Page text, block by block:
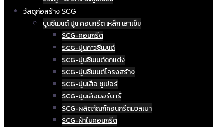
วัสดุก่อสร้าง SCG
ปูนซีเมนต์ ปูน คอนกรีต เหล็ก เสาเข็ม
SCG-คอนกรีต
SCG-ปูนกาวซีเมนต์
SCG-ปูนซีเมนต์ตกแต่ง
SCG-ปูนซีเมนต์โครงสร้าง
SCG-ปูนเสือ ซูเปอร์
SCG-ปูนเสือมอร์ตาร์
SCG-ผลิตภัณฑ์คอนกรีตมวลเบา
SCG-ผ้าใบคอนกรีต